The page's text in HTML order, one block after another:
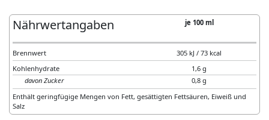
Nährwertangaben je 100 ml
Brennwert
305 kJ / 73 kcal
Kohlenhydrate
1,6 g
davon Zucker
0,8 g
Enthält geringfügige Mengen von Fett, gesättigten Fettsäuren, Eiweiß und
Salz